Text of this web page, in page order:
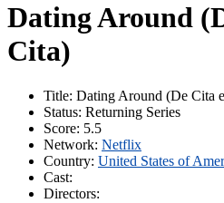
Dating Around
Cita)
Title: Dating Around (De Cita
Status: Returning Series
Score: 5.5
Network: Netflix
Country: United States of
Cast:
Directors: